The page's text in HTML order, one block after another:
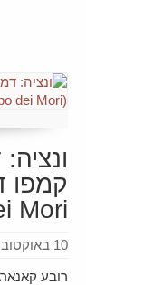
Mori)
10 באוקטובר 2024